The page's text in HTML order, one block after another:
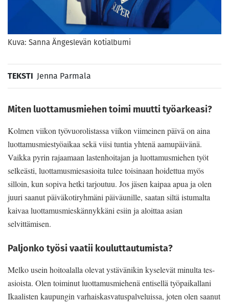
Kuva: Sanna Ängeslevän kotialbumi
TEKSTI Jenna Parmala
Miten luottamusmiehen toimi muutti työarkeasi?
Kolmen viikon työvuorolistassa viikon viimeinen päivä on aina
luottamusmiestyöaikaa sekä viisi tuntia yhtenä aamupäivänä.
Vaikka pyrin rajaamaan lastenhoitajan ja luottamusmiehen työt
selkeästi, luottamusmiesasioita tulee toisinaan hoidettua myös
silloin, kun sopiva hetki tarjoutuu. Jos jäsen kaipaa apua ja olen
juuri saanut päiväkotiryhmäni päiväunille, saatan siltä istumalta
kaivaa luottamusmieskännykkäni esiin ja aloittaa asian
selvittämisen.
Paljonko työsi vaatii kouluttautumista?
Melko usein hoitoalalla olevat ystävänikin kyselevät minulta tes-
asioista. Olen toiminut luottamusmiehenä entisellä työpaikallani
Ikaalisten kaupungin varhaiskasvatuspalveluissa, joten olen saanut